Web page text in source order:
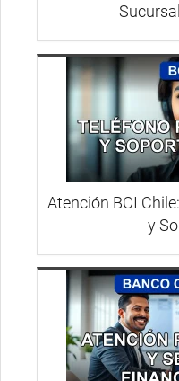
Atención BCI
y